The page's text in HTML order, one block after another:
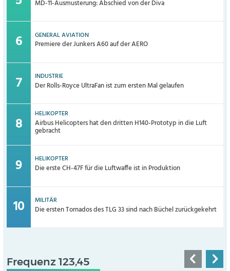
MD-11-Ausmusterung: Abschied von der Diva
GENERAL AVIATION
Premiere der Junkers A60 auf der AERO
INDUSTRIE
Der Rolls-Royce UltraFan ist zum ersten Mal gelaufen
HELIKOPTER
Airbus Helicopters hat den dritten H140-Prototyp in die Luft
gebracht
HELIKOPTER
Die erste CH-47F für die Luftwaffe ist in Produktion
MILITÄR
Die ersten Tornados des TLG 33 sind nach Büchel zurückgekehrt
Frequenz 123,45